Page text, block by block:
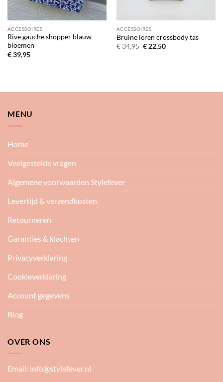
ACCESSOIRES
Rive gauche shopper blauw
bloemen
€39,95
ACCESSOIRES
Bruine leren crossbody tas
€34,95 Oorspronkelijke
€22,50Huidige
MENU
Home
Veelgestelde vragen
Algemene voorwaarden Stylefever
Levertijd & verzendkosten
Retourneren
Garanties & klachten
Privacyverklaring
Cookieverklaring
Account gegevens
Blog
OVER ONS
Email: info@stylefever.nl